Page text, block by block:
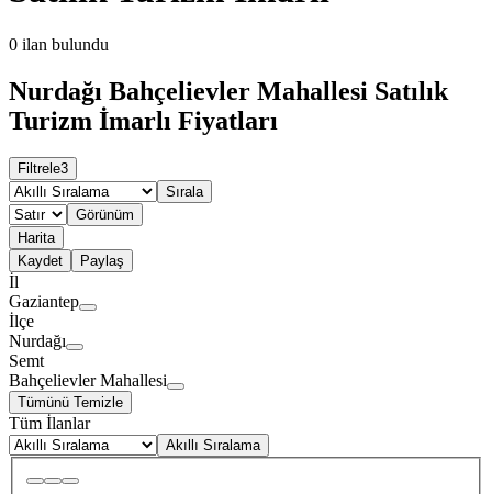
0 ilan bulundu
Nurdağı Bahçelievler Mahallesi Satılık
Turizm İmarlı Fiyatları
Filtrele3
Sırala
Görünüm
Harita
Kaydet
Paylaş
İl
Gaziantep
İlçe
Nurdağı
Semt
Bahçelievler Mahallesi
Tümünü Temizle
Tüm İlanlar
Akıllı Sıralama